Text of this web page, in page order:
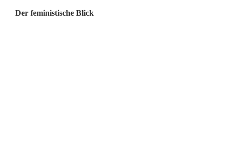
Der feministische Blick